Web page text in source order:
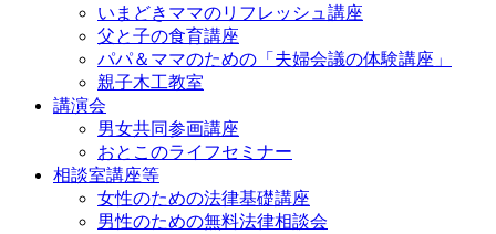
いまどきママのリフレッシュ講座
父と子の食育講座
パパ＆ママのための「夫婦会議の体験講座」
親子木工教室
講演会
男女共同参画講座
おとこのライフセミナー
相談室講座等
女性のための法律基礎講座
男性のための無料法律相談会